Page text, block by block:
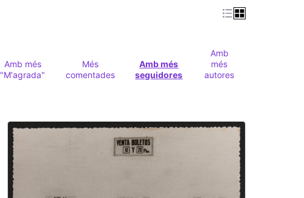
Amb més
"M'agrada"
Més
comentades
Amb més
seguidores
Amb
més
autores